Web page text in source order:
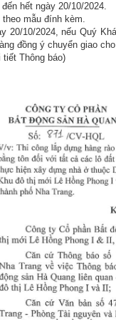
hết ngày 20/10/2024.
mẫu đính kèm.
20/10/2024, nếu Quý
đồng ý chuyển giao
Thông báo)